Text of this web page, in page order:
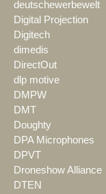
deutschewerbewelt
Digital Projection
Digitech
dimedis
DirectOut
dlp motive
DMPW
DMT
Doughty
DPA Microphones
DPVT
Droneshow Alliance
DTEN